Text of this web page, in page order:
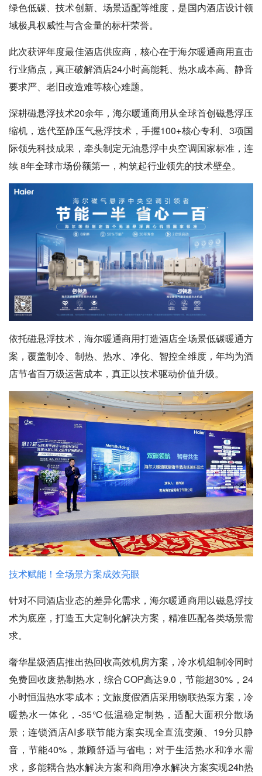
绿色低碳、技术创新、场景适配等维度，是国内酒店设计领
域极具权威性与含金量的标杆荣誉。
此次获评年度最佳酒店供应商，核心在于海尔暖通商用直击
行业痛点，真正破解酒店24小时高能耗、热水成本高、静音
要求严、老旧改造难等核心难题。
深耕磁悬浮技术20余年，海尔暖通商用从全球首创磁悬浮压
缩机，迭代至静压气悬浮技术，手握100+核心专利、3项国
际领先科技成果，牵头制定无油悬浮中央空调国家标准，连
续 8年全球市场份额第一，构筑起行业领先的技术壁垒。
依托磁悬浮技术，海尔暖通商用打造酒店全场景低碳暖通方
案，覆盖制冷、制热、热水、净化、智控全维度，年均为酒
店节省百万级运营成本，真正以技术驱动价值升级。
技术赋能！全场景方案成效亮眼
针对不同酒店业态的差异化需求，海尔暖通商用以磁悬浮技
术为底座，打造五大定制化解决方案，精准匹配各类场景需
求。
奢华星级酒店推出热回收高效机房方案，冷水机组制冷同时
免费回收废热制热水，综合COP高达9.0，节能超30%，24
小时恒温热水零成本；文旅度假酒店采用物联热泵方案，冷
暖热水一体化，-35℃低温稳定制热，适配大面积分散场
景；连锁酒店AI多联节能方案实现全直流变频、19分贝静
音，节能40%，兼顾舒适与省电；对于生活热水和净水需
求，多能耦合热水解决方案和商用净水解决方案实现24h热